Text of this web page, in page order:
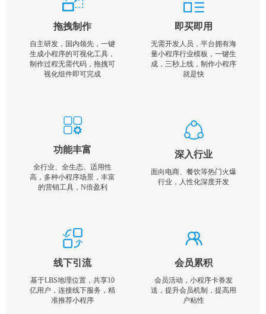
拖拽制作
自主研发，国内领先，一键
生成小程序的可视化工具，
制作过程无需代码，拖拽可
视化组件即可完成
即买即用
无需开发人员，平台拥有海
量小程序行业模板，一键生
成，三秒上线，制作小程序
就是快
功能丰富
全行业、全生态、适用性
高，多种小程序场景，丰富
的营销工具，N倍盈利
深入行业
面向电商、餐饮等热门火爆
行业，人性化深度开发
线下引流
基于LBS地理位置，共享10
亿用户，连接线下服务，精
准推荐小程序
会员累积
会员活动，小程序卡券发
送，提升会员机制，提高用
户粘性